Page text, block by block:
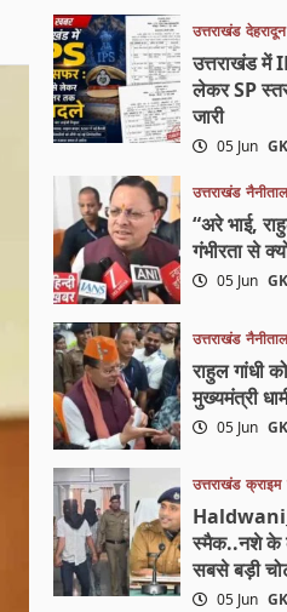
उत्तराखंड देहरादून
उत्तराखंड में
लेकर SP
जारी
05 Jun
उत्तराखंड
“अरे भाई,
गंभीरता से
05 Jun
उत्तराखंड
राहुल गांधी
मुख्यमंत्री
05 Jun
उत्तराखंड क्राइम
स्मैक..नशे के
सबसे बड़ी
05 Jun